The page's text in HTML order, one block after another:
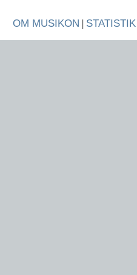
OM MUSIKON | STATISTIK